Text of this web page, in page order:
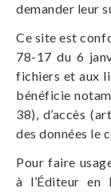
demander leur
Ce site est
78-17 du 6
fichiers et aux
bénéficie
38), d’accès
des données le
Pour faire
à l’Éditeur en